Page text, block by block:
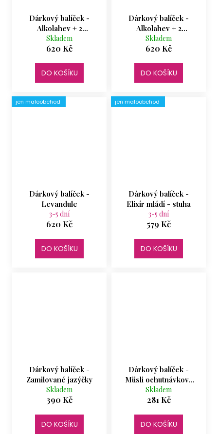
Dárkový balíček -
Alkolahev + 2
štamprlata
Skladem
620 Kč
DO KOŠÍKU
Dárkový balíček -
Alkolahev + 2
štamprlata gentelman
Skladem
620 Kč
DO KOŠÍKU
jen maloobchod
Dárkový balíček -
Levandule
3-5 dní
620 Kč
DO KOŠÍKU
jen maloobchod
Dárkový balíček -
Elixír mládí - stuha
3-5 dní
579 Kč
DO KOŠÍKU
Dárkový balíček -
Zamilované jazýčky
Skladem
390 Kč
DO KOŠÍKU
Dárkový balíček -
Müsli ochutnávkový
set
Skladem
281 Kč
DO KOŠÍKU